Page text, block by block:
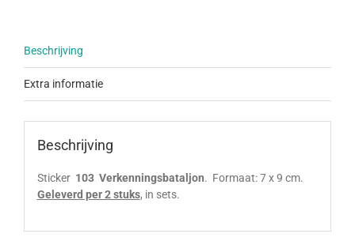
Beschrijving
Extra informatie
Beschrijving
Sticker 103 Verkenningsbataljon. Formaat: 7 x 9 cm.
Geleverd per 2 stuks, in sets.